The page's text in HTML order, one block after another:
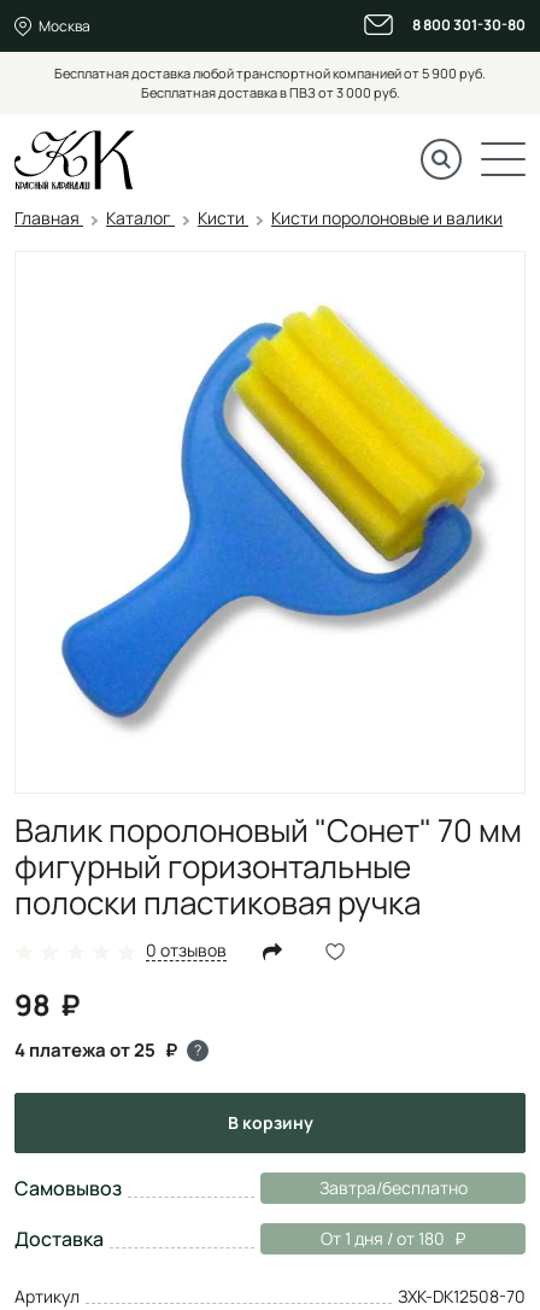
Москва 8 800 301-30-80
Бесплатная доставка любой транспортной компанией от 5 900 руб.
Бесплатная доставка в ПВЗ от 3 000 руб.
Главная Каталог Кисти Кисти поролоновые и валики
Валик поролоновый "Сонет" 70 мм
фигурный горизонтальные
полоски пластиковая ручка
0 отзывов
98
4 платежа от 25 ?
в корзину
Самовывоз Завтра/бесплатно
Доставка От 1 дня / от 180
Артикул
ЗХК-DK12508-70